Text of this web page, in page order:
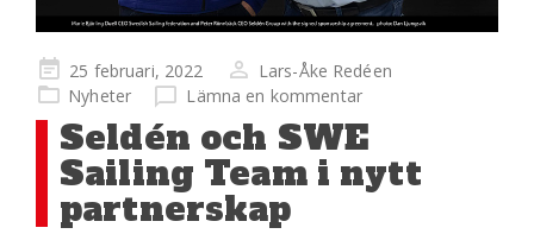
Publicerad
på
25 februari, 2022
Lars-Åke Redéen
Nyheter
Lämna en kommentar
Seldén och SWE
Sailing Team i nytt
partnerskap